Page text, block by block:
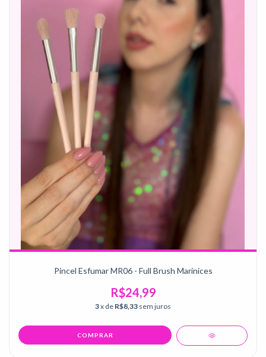
Pincel Esfumar MR06 - Full Brush Marinices
R$24,99
3x de R$8,33 sem juros